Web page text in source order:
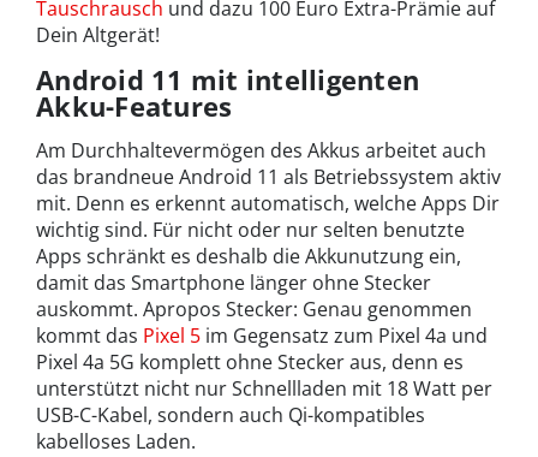
Tauschrausch und dazu 100 Euro Extra-Prämie auf
Dein Altgerät!
Android 11 mit intelligenten
Akku-Features
Am Durchhaltevermögen des Akkus arbeitet auch
das brandneue Android 11 als Betriebssystem aktiv
mit. Denn es erkennt automatisch, welche Apps Dir
wichtig sind. Für nicht oder nur selten benutzte
Apps schränkt es deshalb die Akkunutzung ein,
damit das Smartphone länger ohne Stecker
auskommt. Apropos Stecker: Genau genommen
kommt das Pixel 5 im Gegensatz zum Pixel 4a und
Pixel 4a 5G komplett ohne Stecker aus, denn es
unterstützt nicht nur Schnellladen mit 18 Watt per
USB-C-Kabel, sondern auch Qi-kompatibles
kabelloses Laden.